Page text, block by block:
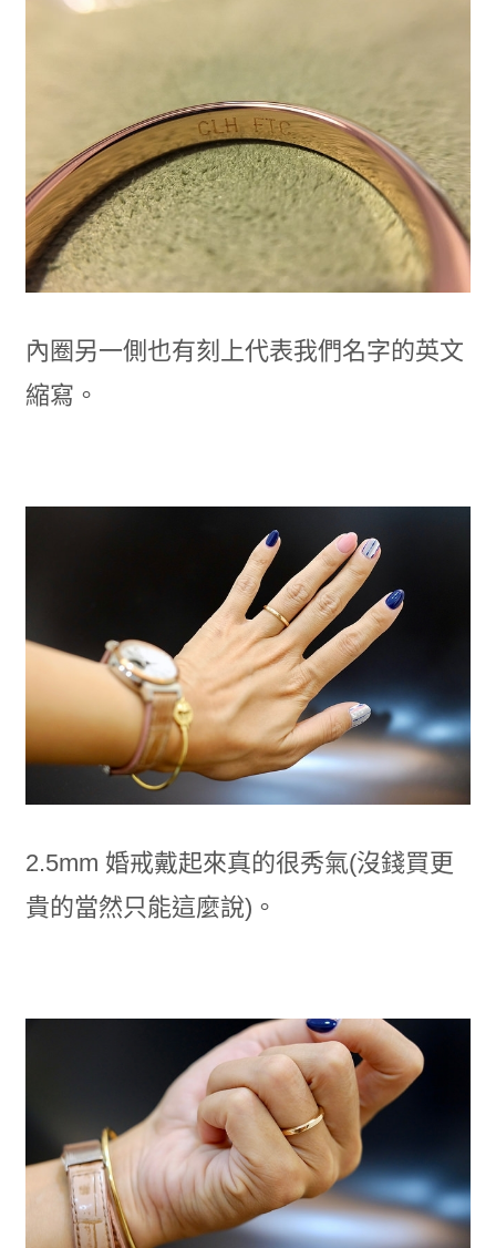
內圈另一側也有刻上代表我們名字的英文
縮寫。
2.5mm 婚戒戴起來真的很秀氣(沒錢買更
貴的當然只能這麼說)。